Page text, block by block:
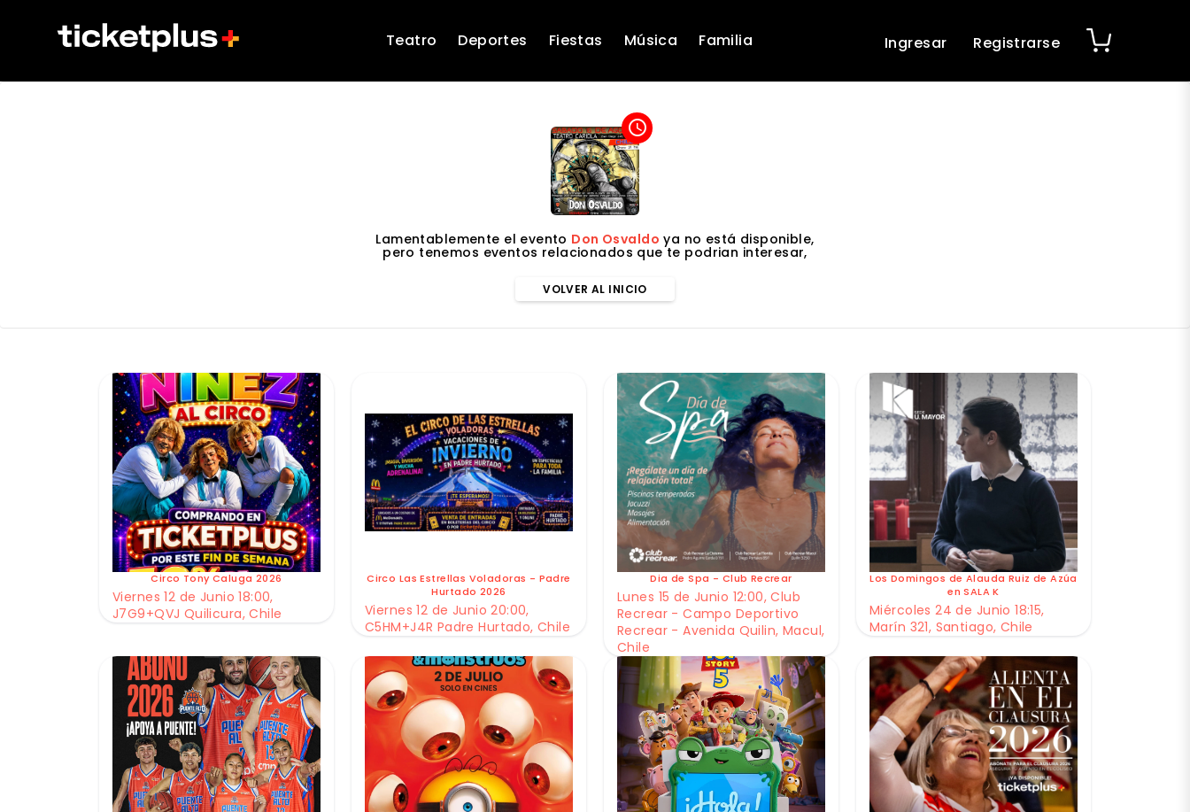
Teatro Deportes Fiestas Música Familia Ingresar Registrarse
access_time
Lamentablemente el evento Don Osvaldo ya no está disponible,
pero tenemos eventos relacionados que te podrian interesar,
VOLVER AL INICIO
Circo Tony Caluga 2026
Viernes 12 de Junio 18:00,
J7G9+QVJ Quilicura, Chile
Circo Las Estrellas Voladoras - Padre
Hurtado 2026
Viernes 12 de Junio 20:00,
C5HM+J4R Padre Hurtado, Chile
Dia de Spa - Club Recrear
Lunes 15 de Junio 12:00, Club
Recrear - Campo Deportivo
Recrear - Avenida Quilin, Macul,
Chile
Los Domingos de Alauda Ruiz de Azúa
en SALA K
Miércoles 24 de Junio 18:15,
Marín 321, Santiago, Chile